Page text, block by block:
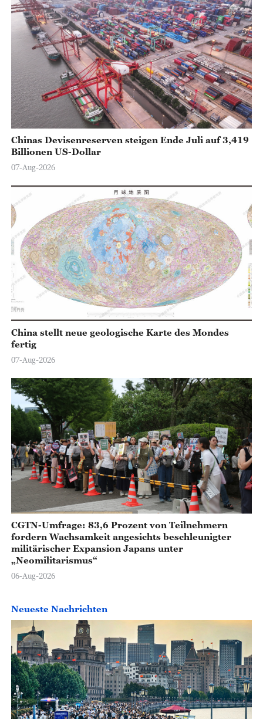
Chinas Devisenreserven steigen Ende Juli auf 3,419
Billionen US-Dollar
07-Aug-2026
China stellt neue geologische Karte des Mondes
fertig
07-Aug-2026
CGTN-Umfrage: 83,6 Prozent von Teilnehmern
fordern Wachsamkeit angesichts beschleunigter
militärischer Expansion Japans unter
„Neomilitarismus“
06-Aug-2026
Neueste Nachrichten